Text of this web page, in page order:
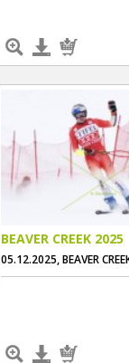
BEAVER CREEK 2025
05.12.2025, BEAVER